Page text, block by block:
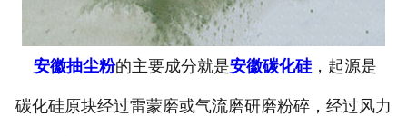
安徽抽尘粉的主要成分就是安徽碳化硅，起源是
碳化硅原块经过雷蒙磨或气流磨研磨粉碎，经过风力